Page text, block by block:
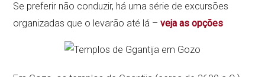
Se preferir não conduzir, há uma série de excursões
organizadas que o levarão até lá –veja as opções